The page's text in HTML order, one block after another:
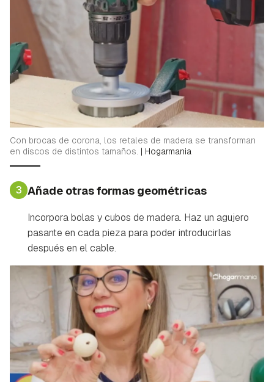
Con brocas de corona, los retales de madera se transforman
en discos de distintos tamaños. | Hogarmania
3 Añade otras formas geométricas
Incorpora bolas y cubos de madera. Haz un agujero
pasante en cada pieza para poder introducirlas
después en el cable.